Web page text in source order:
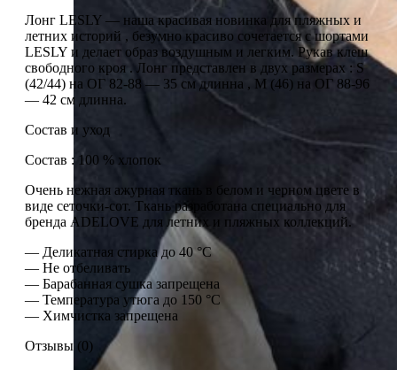
Лонг LESLY — наша красивая новинка для пляжных и
летних историй , безумно красиво сочетается с шортами
LESLY и делает образ воздушным и легким. Рукав клеш
свободного кроя . Лонг представлен в двух размерах : S
(42/44) на ОГ 82-88 — 35 см длинна , М (46) на ОГ 88-96
— 42 см длинна.
Состав и уход
Состав : 100 % хлопок
Очень нежная ажурная ткань в белом и черном цвете в
виде сеточки-сот. Ткань разработана специально для
бренда ADELOVE для летних и пляжных коллекций.
— Деликатная стирка до 40 °C
— Не отбеливать
— Барабанная сушка запрещена
— Температура утюга до 150 °C
— Химчистка запрещена
Отзывы (0)